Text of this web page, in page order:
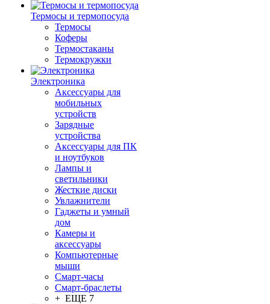
Термосы и термопосуда
Термосы
Коферы
Термостаканы
Термокружки
Электроника
Аксессуары для
мобильных
устройств
Зарядные
устройства
Аксессуары для ПК
и ноутбуков
Лампы и
светильники
Жесткие диски
Увлажнители
Гаджеты и умный
дом
Камеры и
аксессуары
Компьютерные
мыши
Смарт-часы
Смарт-браслеты
+ ЕЩЕ 7